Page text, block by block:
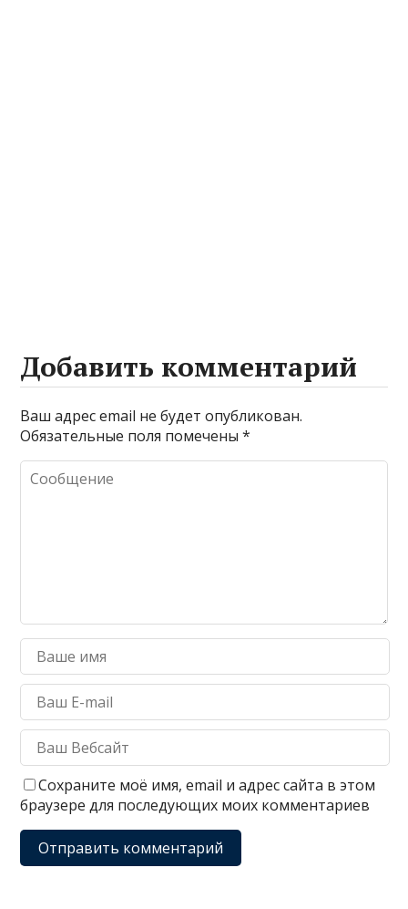
Добавить комментарий
Ваш адрес email не будет опубликован.
Обязательные поля помечены*
Сохраните моё имя, email и адрес сайта в этом
браузере для последующих моих комментариев